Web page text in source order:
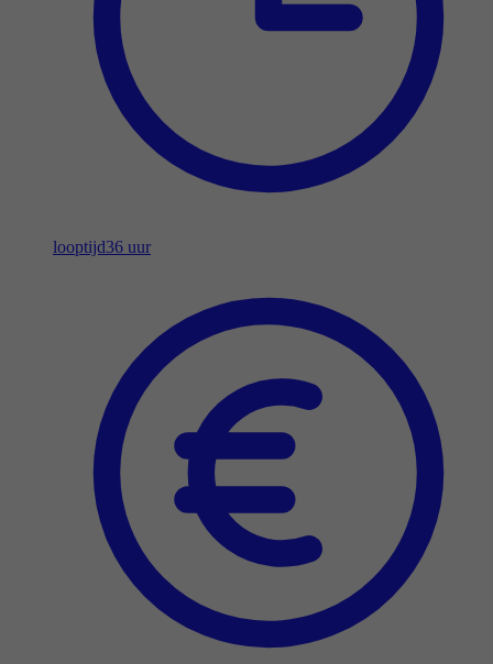
looptijd36 uur